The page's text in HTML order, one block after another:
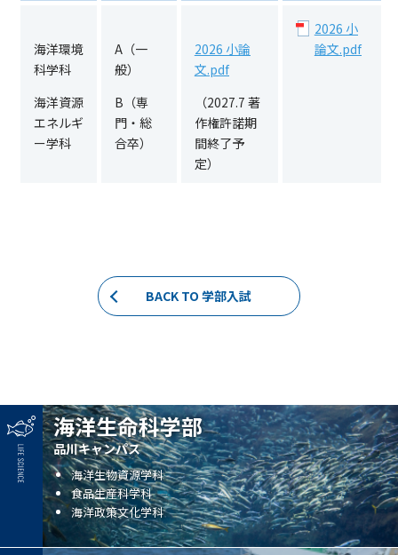
海洋環境
科学科
海洋資源
エネルギ
ー学科
A（一
般）
B（専
門・総
合卒）
2026 小論
文.pdf
（2027.7 著
作権許諾期
間終了予
定）
2026 小
論文.pdf
BACK TO 学部入試
海洋生命科学部
品川キャンパス
海洋生物資源学科
食品生産科学科
海洋政策文化学科